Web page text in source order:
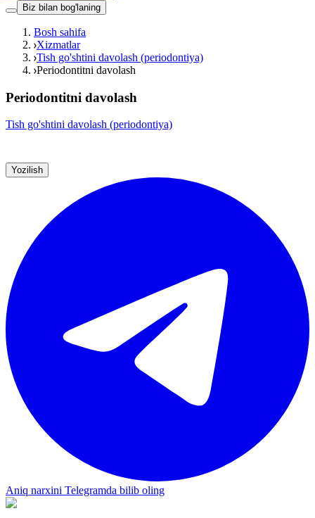
Biz bilan bog'laning
Bosh sahifa
Xizmatlar
Tish go'shtini davolash (periodontiya)
Periodontitni davolash
Periodontitni davolash
Tish go'shtini davolash (periodontiya)
Yozilish
Aniq narxini Telegramda bilib oling